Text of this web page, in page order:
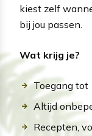
kiest zelf
bij jou passen.
Wat krijg je?
Toegang tot
Altijd
Recepten,